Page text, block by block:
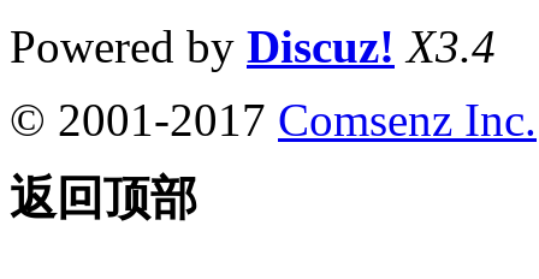
Powered by Discuz! X3.4
© 2001-2017 Comsenz Inc.
返回顶部